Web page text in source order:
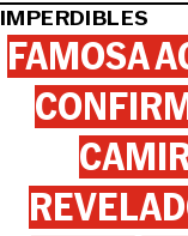
IMPERDIBLES
FAMOSA